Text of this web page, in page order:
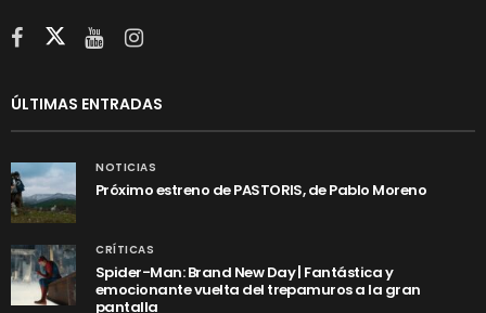
ÚLTIMAS ENTRADAS
NOTICIAS
Próximo estreno de PASTORIS, de Pablo Moreno
CRÍTICAS
Spider-Man: Brand New Day | Fantástica y
emocionante vuelta del trepamuros a la gran
pantalla